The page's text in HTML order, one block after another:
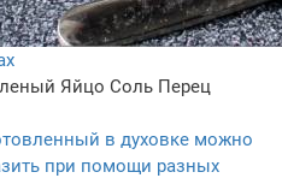
Яйцo Соль Перец
в духовке можно
при помощи разных